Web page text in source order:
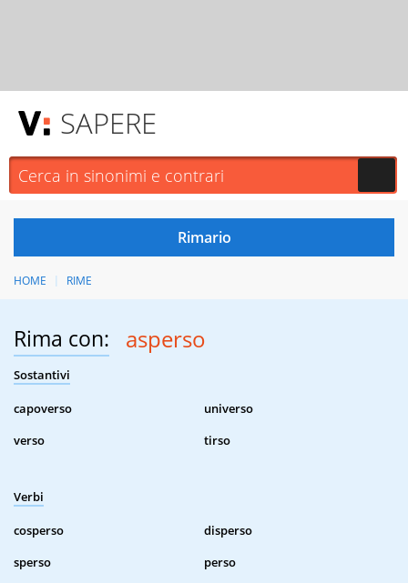
SAPERE
HOME RIME
Rima con: asperso
Sostantivi
capoverso
universo
verso
tirso
Verbi
cosperso
disperso
sperso
perso